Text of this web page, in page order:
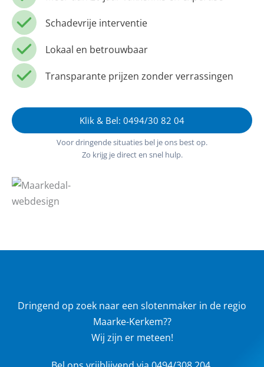
Schadevrije interventie
Lokaal en betrouwbaar
Transparante prijzen zonder verrassingen
Klik & Bel: 0494/30 82 04
Voor dringende situaties bel je ons best op.
Zo krijg je direct en snel hulp.
Dringend op zoek naar een slotenmaker in de regio
Maarke-Kerkem??
Wij zijn er meteen!